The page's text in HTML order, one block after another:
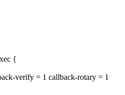
{
verify = 1 callback-rotary = 1